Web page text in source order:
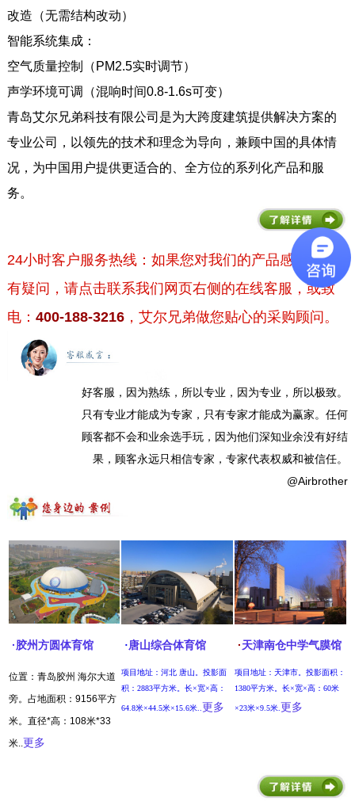
改造（无需结构改动）
智能系统集成：
空气质量控制（PM2.5实时调节）
声学环境可调（混响时间0.8-1.6s可变）
青岛艾尔兄弟科技有限公司是为大跨度建筑提供解决方案的
专业公司，以领先的技术和理念为导向，兼顾中国的具体情
况，为中国用户提供更适合的、全方位的系列化产品和服
务。
24小时客户服务热线：如果您对我们的产品感兴趣或
有疑问，请点击联系我们网页右侧的在线客服，或致
电： 400-188-3216，艾尔兄弟做您贴心的采购顾问。
好客服，因为熟练，所以专业，因为专业，所以极致。
只有专业才能成为专家，只有专家才能成为赢家。任何
顾客都不会和业余选手玩，因为他们深知业余没有好结
果，顾客永远只相信专家，专家代表权威和被信任。
@Airbrother
· 胶州方圆体育馆
位置：青岛胶州 海尔大道
旁。占地面积：9156平方
米。直径*高：108米*33
米..更多
·唐山综合体育馆
项目地址：河北 唐山。投影面
积：2883平方米。长×宽×高：
64.8米×44.5米×15.6米..更多
· 天津南仓中学气膜馆
项目地址：天津市。投影面积：
1380平方米。长×宽×高：60米
×23米×9.5米.更多